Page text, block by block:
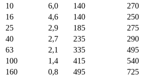
10
6,0 140 270
16
4,6 140 250
25
2,9 185 275
40
2,7 235 290
63
2,1 335 495
100
1,4 415 540
160
0,8 495 725